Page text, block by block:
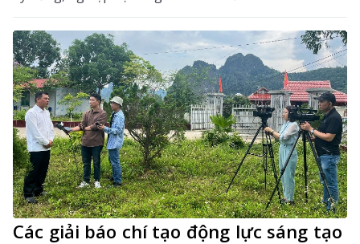
Các giải báo chí tạo động lực sáng tạo